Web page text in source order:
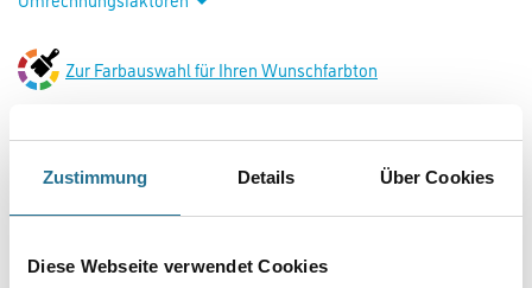
Zustimmung Details Über Cookies
Diese Webseite verwendet Cookies
Zur Farbauswahl für Ihren Wunschfarbton